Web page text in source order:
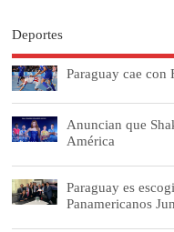
Deportes
Paraguay cae con
Anuncian que
América
Paraguay es
Panamericanos